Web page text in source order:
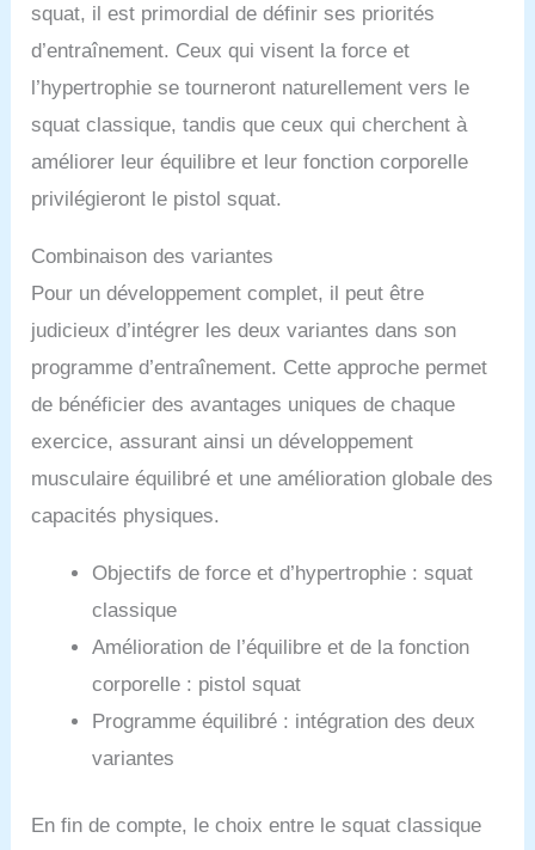
squat, il est primordial de définir ses priorités
d’entraînement. Ceux qui visent la force et
l’hypertrophie se tourneront naturellement vers le
squat classique, tandis que ceux qui cherchent à
améliorer leur équilibre et leur fonction corporelle
privilégieront le pistol squat.
Combinaison des variantes
Pour un développement complet, il peut être
judicieux d’intégrer les deux variantes dans son
programme d’entraînement. Cette approche permet
de bénéficier des avantages uniques de chaque
exercice, assurant ainsi un développement
musculaire équilibré et une amélioration globale des
capacités physiques.
Objectifs de force et d’hypertrophie : squat
classique
Amélioration de l’équilibre et de la fonction
corporelle : pistol squat
Programme équilibré : intégration des deux
variantes
En fin de compte, le choix entre le squat classique